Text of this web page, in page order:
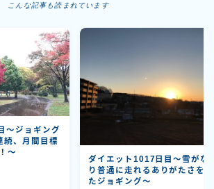
こんな記事も読まれています
～ジョギング
続、月間目標
～
ダイエット1017日目〜雪がな
り普通に走れるありがたさを
たジョギング〜